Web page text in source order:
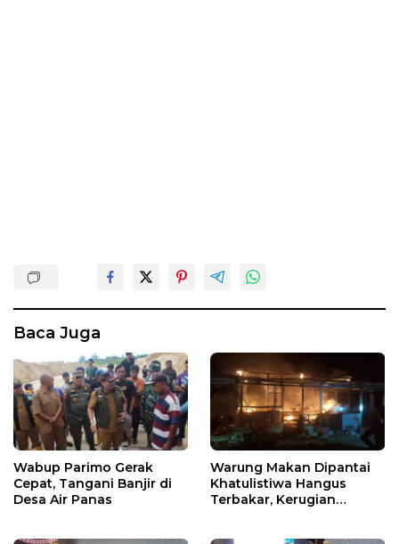
Baca Juga
Wabup Parimo Gerak
Cepat, Tangani Banjir di
Desa Air Panas
Warung Makan Dipantai
Khatulistiwa Hangus
Terbakar, Kerugian